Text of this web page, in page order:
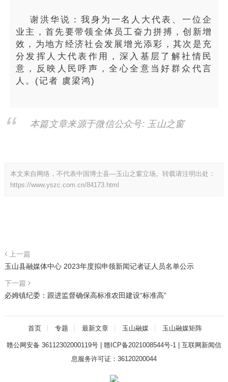
谢洪华说：我身为一名人大代表、一位企
业主，首先要带领全体员工奋力拼搏，创新增
效，为地方经济社会发展增光添彩，其次是充
分发挥人大代表作用，深入基层了解社情民
意，反映人民呼声，全心全意当好群众代言
人。(记者 虞梁鸿)
本篇文章来源于微信公众号: 玉山之窗
本文来自网络，不代表中国博士县—玉山之窗立场。转载请注明出处：
https://www.yszc.com.cn/84173.html
上一篇
玉山县融媒体中心 2023年度拟申领新闻记者证人员名单公示
下一篇
必姆镇纪委：跟进监督确保高标准农田建设“标准高”
首页 专题 最新文章 玉山融媒 玉山融媒矩阵
赣公网安备 36112302000119号| 赣ICP备2021008544号-1| 互联网新闻信
息服务许可证：36120200044